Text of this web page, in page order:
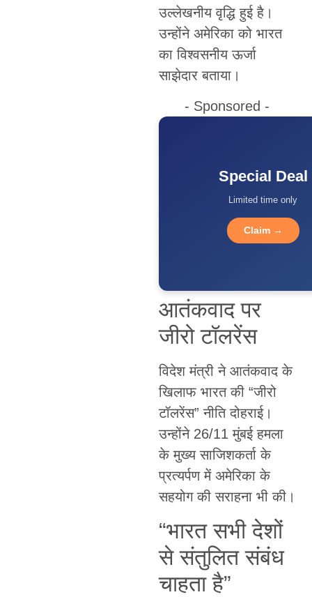
उल्लेखनीय वृद्धि हुई है।
उन्होंने अमेरिका को भारत
का विश्वसनीय ऊर्जा
साझेदार बताया।
- Sponsored -
Special Deal
Limited time only
Claim →
आतंकवाद पर
जीरो टॉलरेंस
विदेश मंत्री ने आतंकवाद के
खिलाफ भारत की “जीरो
टॉलरेंस” नीति दोहराई।
उन्होंने 26/11 मुंबई हमला
के मुख्य साजिशकर्ता के
प्रत्यर्पण में अमेरिका के
सहयोग की सराहना भी की।
“भारत सभी देशों
से संतुलित संबंध
चाहता है”